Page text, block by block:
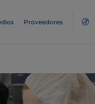
Proveedores